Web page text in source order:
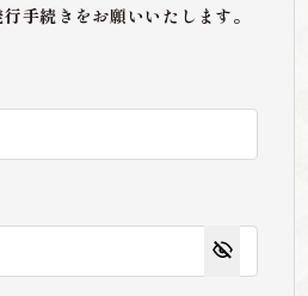
手続きをお願いいたします。